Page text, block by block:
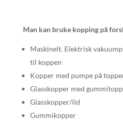
Man kan bruke kopping på
Maskinelt. Elektrisk
til koppen
Kopper med pumpe på
Glasskopper med gummitopp
Glasskopper/ild
Gummikopper